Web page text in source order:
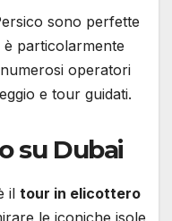
sono perfette
è particolarmente
operatori
e tour guidati.
su Dubai
il tour in elicottero
le iconiche isole